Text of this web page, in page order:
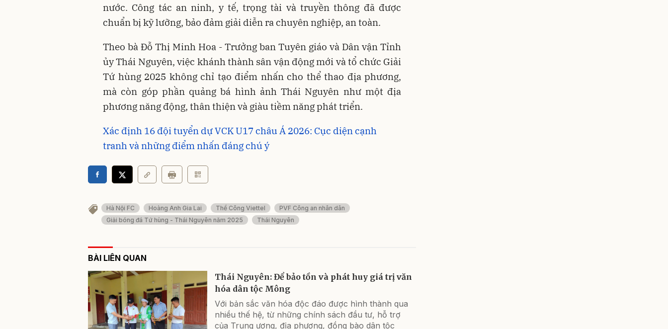
nước. Công tác an ninh, y tế, trọng tài và truyền thông đã được
chuẩn bị kỹ lưỡng, bảo đảm giải diễn ra chuyên nghiệp, an toàn.
Theo bà Đỗ Thị Minh Hoa - Trưởng ban Tuyên giáo và Dân vận Tỉnh
ủy Thái Nguyên, việc khánh thành sân vận động mới và tổ chức Giải
Tứ hùng 2025 không chỉ tạo điểm nhấn cho thể thao địa phương,
mà còn góp phần quảng bá hình ảnh Thái Nguyên như một địa
phương năng động, thân thiện và giàu tiềm năng phát triển.
Xác định 16 đội tuyển dự VCK U17 châu Á 2026: Cục diện cạnh
tranh và những điểm nhấn đáng chú ý
Hà Nội FC Hoàng Anh Gia Lai Thể Công Viettel
PVF Công an nhân dân
Giải bóng đá Tứ hùng - Thái Nguyên năm 2025
Thái Nguyên
BÀI LIÊN QUAN
Thái Nguyên: Để bảo tồn và phát huy giá trị văn
hóa dân tộc Mông
Với bản sắc văn hóa độc đáo được hình thành qua
nhiều thế hệ, từ những chính sách đầu tư, hỗ trợ
của Trung ương, địa phương, đồng bào dân tộc